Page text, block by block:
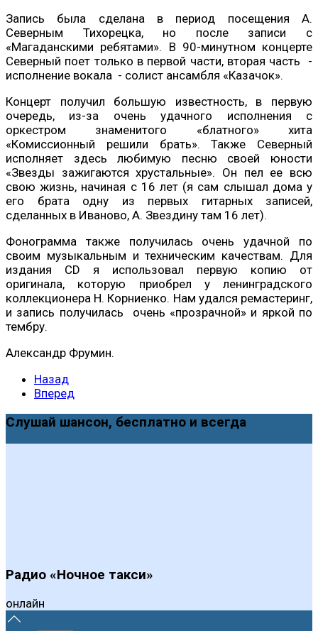
Запись была сделана в период посещения А.
Северным Тихорецка, но после записи с
«Магаданскими ребятами». В 90-минутном концерте
Северный поет только в первой части, вторая часть -
исполнение вокала - солист ансамбля «Казачок».
Концерт получил большую известность, в первую
очередь, из-за очень удачного исполнения с
оркестром знаменитого «блатного» хита
«Комиссионный решили брать». Также Северный
исполняет здесь любимую песню своей юности
«Звезды зажигаются хрустальные». Он пел ее всю
свою жизнь, начиная с 16 лет (я сам слышал дома у
его брата одну из первых гитарных записей,
сделанных в Иваново, А. Звездину там 16 лет).
Фонограмма также получилась очень удачной по
своим музыкальным и техническим качествам. Для
издания CD я использовал первую копию от
оригинала, которую приобрел у ленинградского
коллекционера Н. Корниенко. Нам удался ремастеринг,
и запись получилась очень «прозрачной» и яркой по
тембру.
Александр Фрумин.
Назад
Вперед
Слушай шансон, бесплатно и всегда
Радио «Ночное такси»
онлайн